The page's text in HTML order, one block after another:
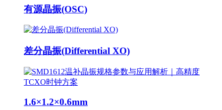
有源晶振(OSC)
差分晶振(Differential XO)
1.6×1.2×0.6mm